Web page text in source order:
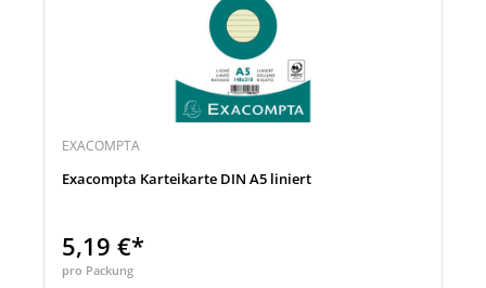
EXACOMPTA
Exacompta Karteikarte DIN A5 liniert
5,19 €*
pro Packung